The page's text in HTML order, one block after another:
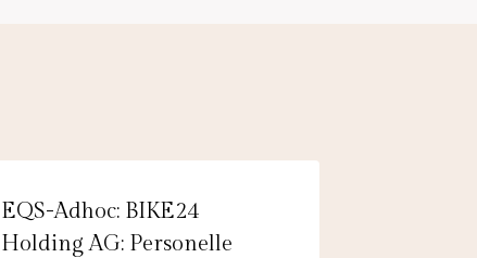
EQS-Adhoc: BIKE24
Holding AG: Personelle